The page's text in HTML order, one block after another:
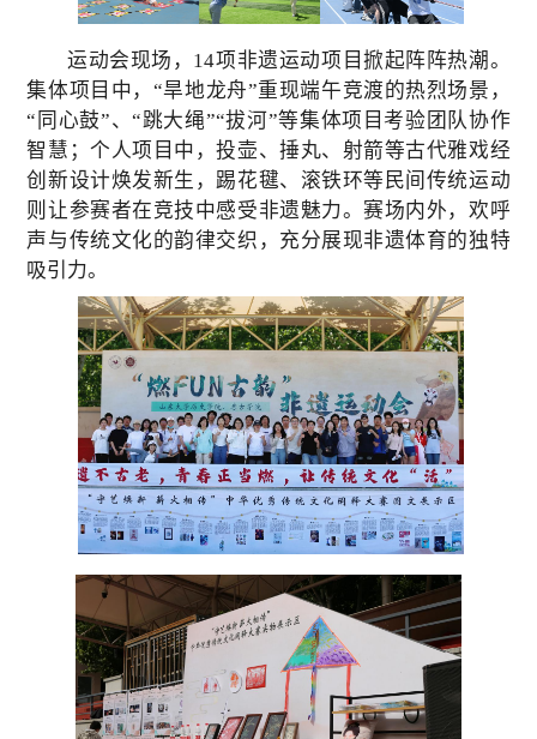
运动会现场，14项非遗运动项目掀起阵阵热潮。
集体项目中，“旱地龙舟”重现端午竞渡的热烈场景，
“同心鼓”、“跳大绳”“拔河”等集体项目考验团队协作
智慧；个人项目中，投壶、捶丸、射箭等古代雅戏经
创新设计焕发新生，踢花毽、滚铁环等民间传统运动
则让参赛者在竞技中感受非遗魅力。赛场内外，欢呼
声与传统文化的韵律交织，充分展现非遗体育的独特
吸引力。